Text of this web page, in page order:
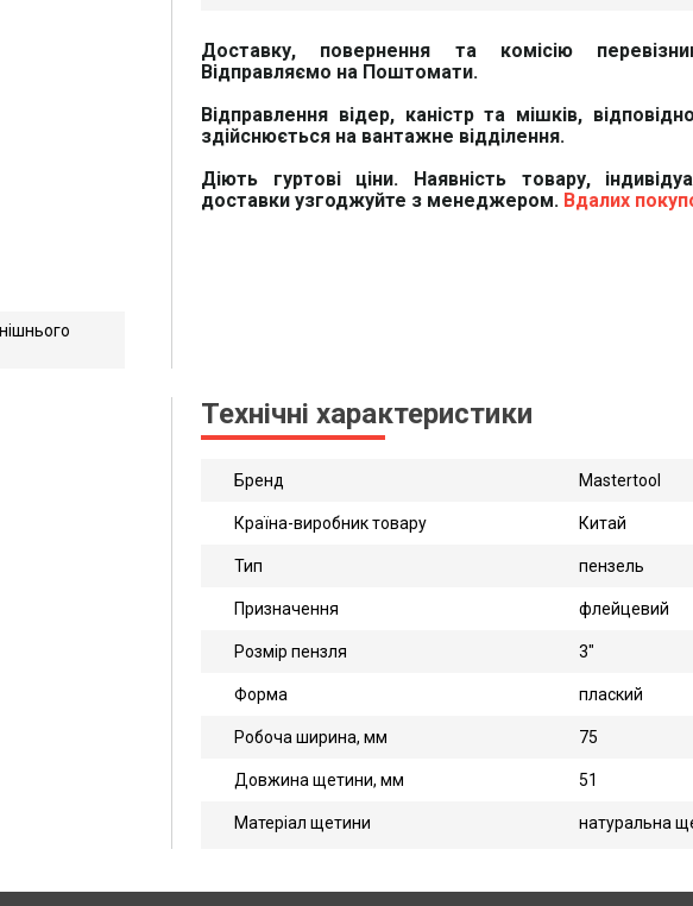
Доставку, повернення та комісію
Відправляємо на Поштомати.
Відправлення відер, каністр та мішків,
здійснюється на вантажне відділення.
Діють гуртові ціни. Наявність товару,
доставки узгоджуйте з менеджером. Вдалих
Технічні характеристики
Бренд Mastertool
Країна-виробник товару Китай
Тип пензель
Призначення флейцевий
Розмір пензля 3"
Форма плаский
Робоча ширина, мм 75
Довжина щетини, мм 51
Матеріал щетини натуральна